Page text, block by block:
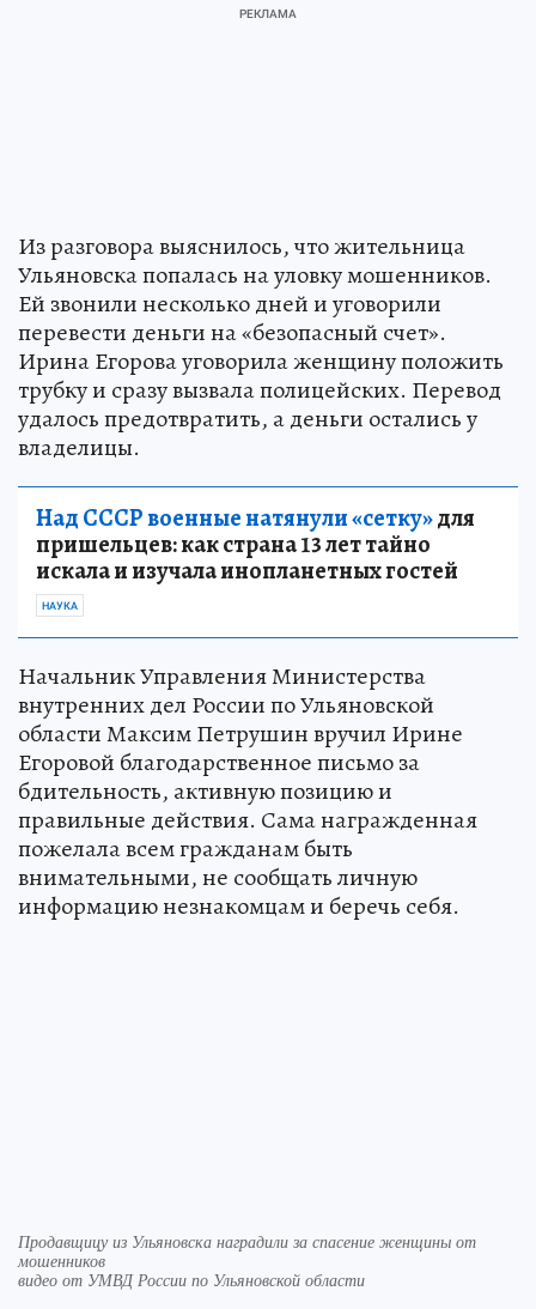
Из разговора выяснилось, что жительница
Ульяновска попалась на уловку мошенников.
Ей звонили несколько дней и уговорили
перевести деньги на «безопасный счет».
Ирина Егорова уговорила женщину положить
трубку и сразу вызвала полицейских. Перевод
удалось предотвратить, а деньги остались у
владелицы.
Над СССР военные натянули «сетку»для
пришельцев: как страна 13 лет тайно
искала и изучала инопланетных гостей
НАУКА
Начальник Управления Министерства
внутренних дел России по Ульяновской
области Максим Петрушин вручил Ирине
Егоровой благодарственное письмо за
бдительность, активную позицию и
правильные действия. Сама награжденная
пожелала всем гражданам быть
внимательными, не сообщать личную
информацию незнакомцам и беречь себя.
Продавщицу из Ульяновска наградили за спасение женщины от
мошенников
видео от УМВД России по Ульяновской области